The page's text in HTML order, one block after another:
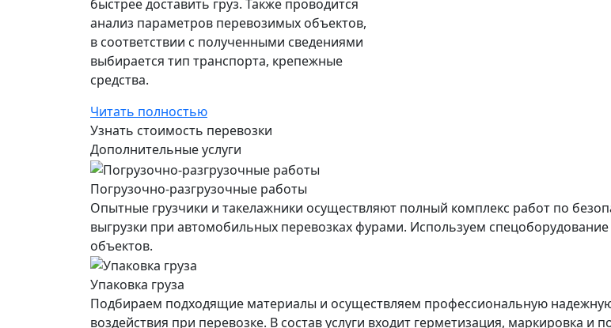
быстрее доставить груз. Также проводится
анализ параметров перевозимых объектов,
в соответствии с полученными сведениями
выбирается тип транспорта, крепежные
средства.
Читать полностью
Узнать стоимость перевозки
Дополнительные услуги
Погрузочно-разгрузочные работы
Опытные грузчики и такелажники осуществляют полный комплекс работ по
выгрузки при автомобильных перевозках фурами. Используем
объектов.
Упаковка груза
Подбираем подходящие материалы и осуществляем профессиональную
воздействия при перевозке. В состав услуги входит герметизация, маркировка и